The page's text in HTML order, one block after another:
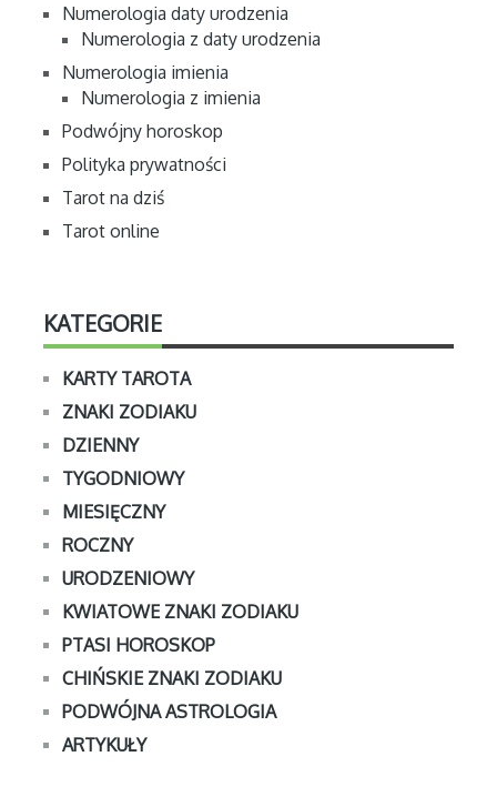
Numerologia daty urodzenia
Numerologia z daty urodzenia
Numerologia imienia
Numerologia z imienia
Podwójny horoskop
Polityka prywatności
Tarot na dziś
Tarot online
KATEGORIE
KARTY TAROTA
ZNAKI ZODIAKU
DZIENNY
TYGODNIOWY
MIESIĘCZNY
ROCZNY
URODZENIOWY
KWIATOWE ZNAKI ZODIAKU
PTASI HOROSKOP
CHIŃSKIE ZNAKI ZODIAKU
PODWÓJNA ASTROLOGIA
ARTYKUŁY